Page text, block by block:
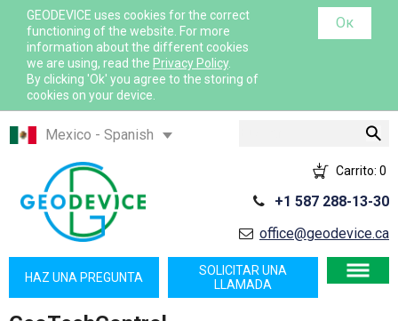
GEODEVICE uses cookies for the correct
functioning of the website. For more
information about the different cookies
we are using, read the Privacy Policy.
By clicking 'Ok' you agree to the storing of
cookies on your device.
Ок
Mexico - Spanish
Казахстан - Русский
Қазақстан - Қазақша
Узбекистан - Русский
International - English
France - French
France - English
Carrito: 0
office@geodevice.ca
+1 587 288-13-30
SOLICITAR UNA
LLAMADA
HAZ UNA PREGUNTA